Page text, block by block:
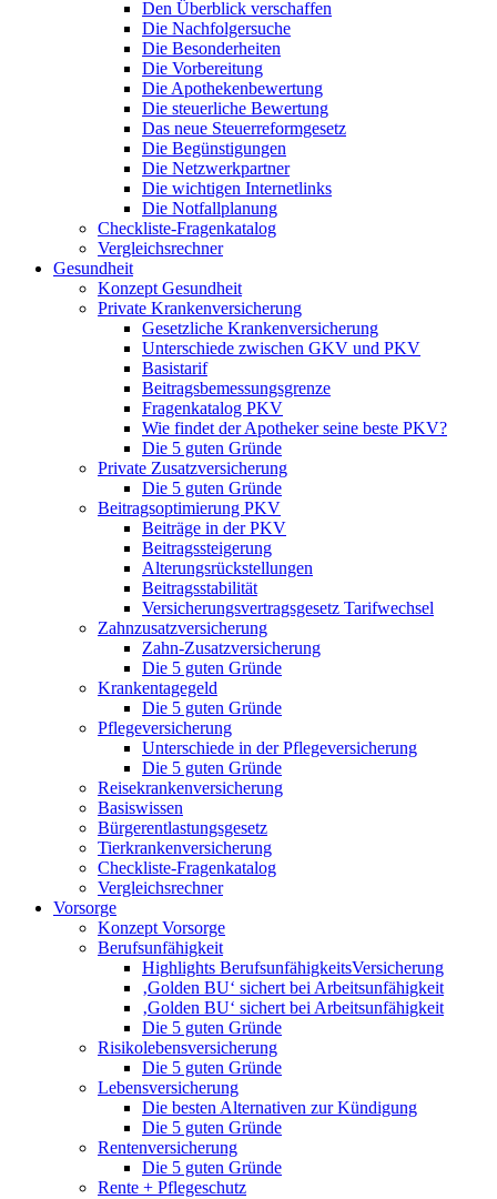
Den Überblick verschaffen
Die Nachfolgersuche
Die Besonderheiten
Die Vorbereitung
Die Apothekenbewertung
Die steuerliche Bewertung
Das neue Steuerreformgesetz
Die Begünstigungen
Die Netzwerkpartner
Die wichtigen Internetlinks
Die Notfallplanung
Checkliste-Fragenkatalog
Vergleichsrechner
Gesundheit
Konzept Gesundheit
Private Krankenversicherung
Gesetzliche Krankenversicherung
Unterschiede zwischen GKV und PKV
Basistarif
Beitragsbemessungsgrenze
Fragenkatalog PKV
Wie findet der Apotheker seine beste PKV?
Die 5 guten Gründe
Private Zusatzversicherung
Die 5 guten Gründe
Beitragsoptimierung PKV
Beiträge in der PKV
Beitragssteigerung
Alterungsrückstellungen
Beitragsstabilität
Versicherungsvertragsgesetz Tarifwechsel
Zahnzusatzversicherung
Zahn-Zusatzversicherung
Die 5 guten Gründe
Krankentagegeld
Die 5 guten Gründe
Pflegeversicherung
Unterschiede in der Pflegeversicherung
Die 5 guten Gründe
Reisekrankenversicherung
Basiswissen
Bürgerentlastungsgesetz
Tierkrankenversicherung
Checkliste-Fragenkatalog
Vergleichsrechner
Vorsorge
Konzept Vorsorge
Berufsunfähigkeit
Highlights BerufsunfähigkeitsVersicherung
‚Golden BU‘ sichert bei Arbeitsunfähigkeit
‚Golden BU‘ sichert bei Arbeitsunfähigkeit
Die 5 guten Gründe
Risikolebensversicherung
Die 5 guten Gründe
Lebensversicherung
Die besten Alternativen zur Kündigung
Die 5 guten Gründe
Rentenversicherung
Die 5 guten Gründe
Rente + Pflegeschutz